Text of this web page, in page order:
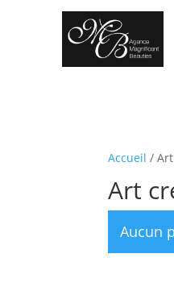
Accueil /
Art
Aucun